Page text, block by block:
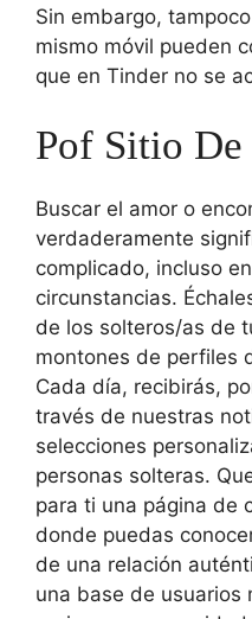
Sin embargo,
mismo móvil pueden
que en Tinder no se
Pof Sitio De
Buscar el amor o
verdaderamente
complicado, incluso
circunstancias.
de los solteros/as de
montones de perfiles
Cada día, recibirás,
través de nuestras
selecciones
personas solteras.
para ti una página de
donde puedas
de una relación
una base de usuarios